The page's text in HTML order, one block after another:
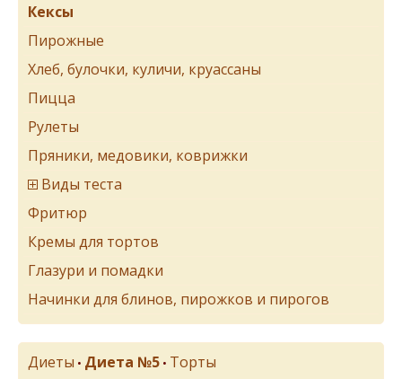
Кексы
Пирожные
Хлеб, булочки, куличи, круассаны
Пицца
Рулеты
Пряники, медовики, коврижки
Виды теста
Фритюр
Кремы для тортов
Глазури и помадки
Начинки для блинов, пирожков и пирогов
Диеты • Диета №5 • Торты